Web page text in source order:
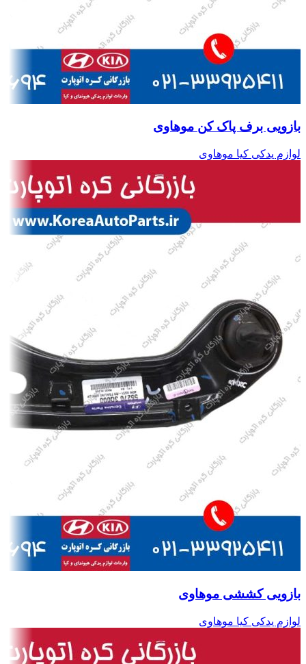
بازویی برف پاک کن موهاوی
لوازم یدکی کیا موهاوی
بازویی کششی موهاوی
لوازم یدکی کیا موهاوی